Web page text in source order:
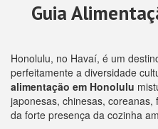
Guia
Honolulu, no Havaí, é um
perfeitamente a diversidade
alimentação em Honolulu
japonesas, chinesas,
da forte presença da cozinha